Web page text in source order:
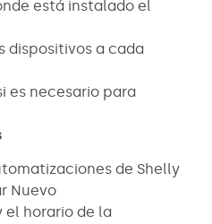
está instalado el
dispositivos a cada
es necesario para
de Shelly
Nuevo
el horario de la